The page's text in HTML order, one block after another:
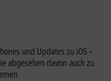
und Updates zu iOS –
abgesehen davon auch zu